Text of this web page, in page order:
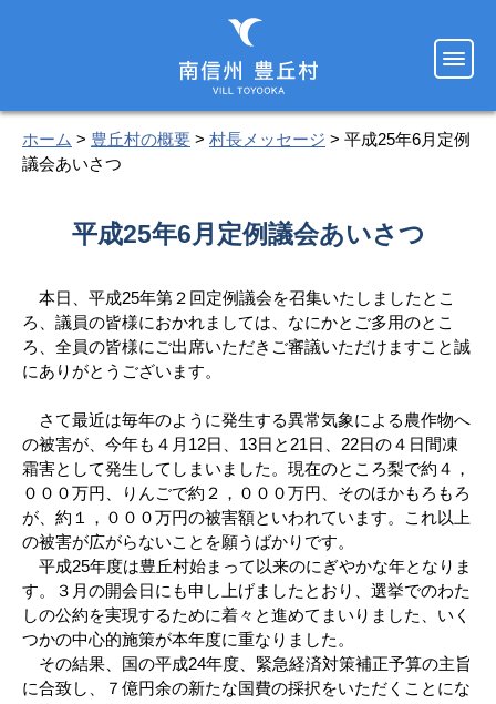
ホーム > 豊丘村の概要 > 村長メッセージ > 平成25年6月定例
議会あいさつ
平成25年6月定例議会あいさつ
本日、平成25年第２回定例議会を召集いたしましたとこ
ろ、議員の皆様におかれましては、なにかとご多用のとこ
ろ、全員の皆様にご出席いただきご審議いただけますこと誠
にありがとうございます。
さて最近は毎年のように発生する異常気象による農作物へ
の被害が、今年も４月12日、13日と21日、22日の４日間凍
霜害として発生してしまいました。現在のところ梨で約４，
０００万円、りんごで約２，０００万円、そのほかもろもろ
が、約１，０００万円の被害額といわれています。これ以上
の被害が広がらないことを願うばかりです。
平成25年度は豊丘村始まって以来のにぎやかな年となりま
す。３月の開会日にも申し上げましたとおり、選挙でのわた
しの公約を実現するために着々と進めてまいりました、いく
つかの中心的施策が本年度に重なりました。
その結果、国の平成24年度、緊急経済対策補正予算の主旨
に合致し、７億円余の新たな国費の採択をいただくことにな